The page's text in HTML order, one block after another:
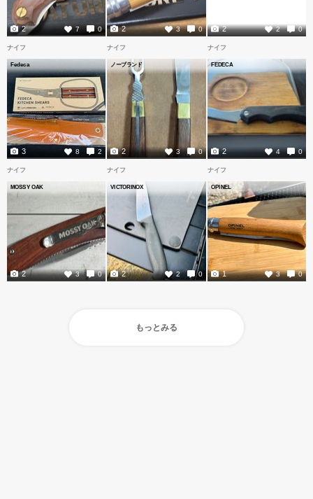
7 0
2 3 0
2 2 0
2
ナイフ
Fedeca
8 2
3
ナイフ
ノーブランド
3 0
2
ナイフ
FEDECA
4 0
2
ナイフ
MOSSY OAK
3 0
2
ナイフ
VICTORINOX
2 0
2
ナイフ
OPINEL
3 0
1
もっとみる